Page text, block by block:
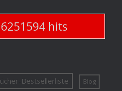
hits
Bestsellerliste Blog